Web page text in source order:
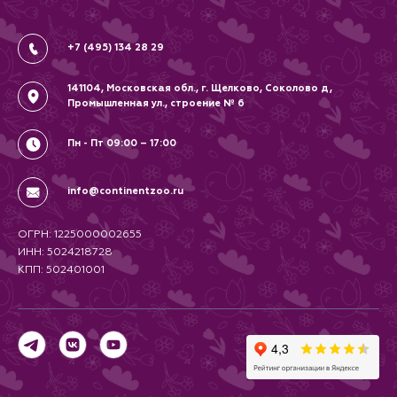
Политика
Соглашение
+7 (495) 134 28 29
141104, Московская обл., г. Щелково, Соколово д,
Промышленная ул., строение № 6
Пн - Пт 09:00 – 17:00
info@continentzoo.ru
ОГРН: 1225000002655
ИНН: 5024218728
КПП: 502401001